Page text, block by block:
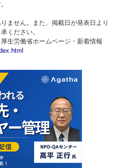
ません。また、掲載日が発表日より
ください。
厚生労働省ホームページ・新着情報